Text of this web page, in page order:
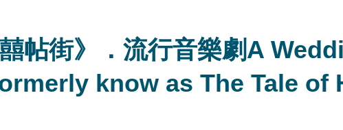
帖街》．流行音樂劇A
know as The Tale of